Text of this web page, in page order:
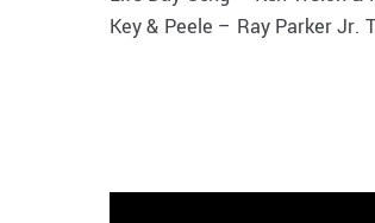
Key & Peele – Ray Parker Jr.